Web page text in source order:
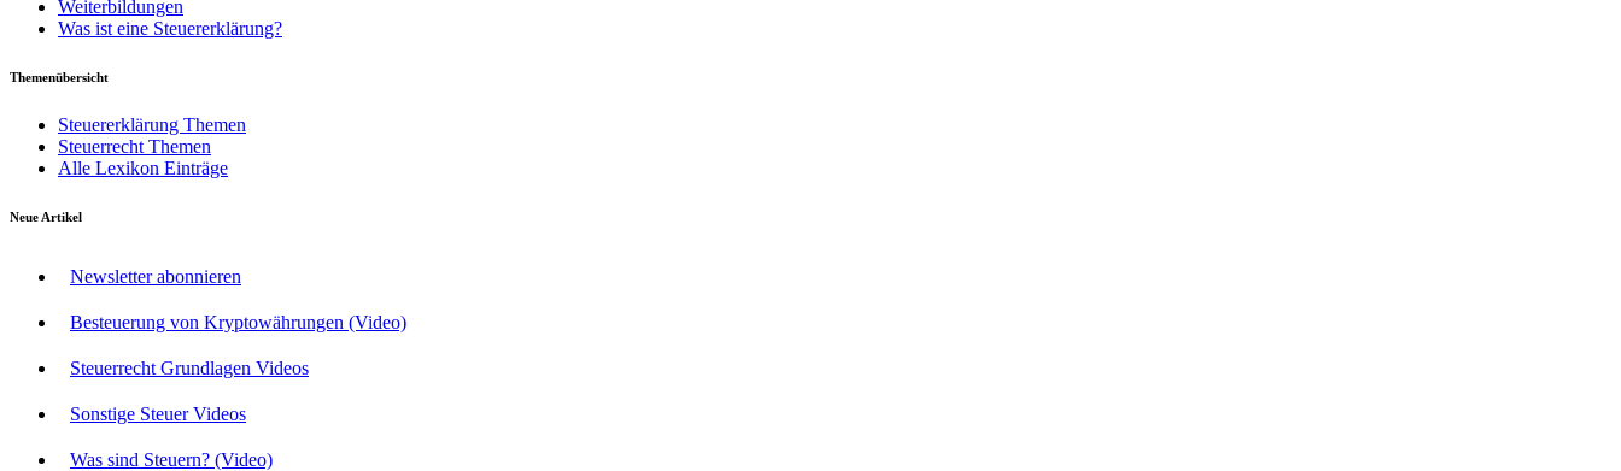
Weiterbildungen
Was ist eine Steuererklärung?
Themenübersicht
Steuererklärung Themen
Steuerrecht Themen
Alle Lexikon Einträge
Neue Artikel
Newsletter abonnieren
Besteuerung von Kryptowährungen (Video)
Steuerrecht Grundlagen Videos
Sonstige Steuer Videos
Was sind Steuern? (Video)